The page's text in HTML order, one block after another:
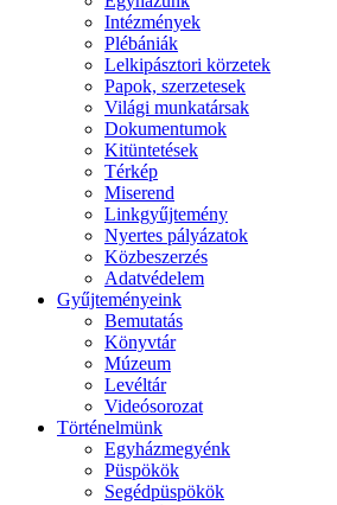
Intézmények
Plébániák
Lelkipásztori körzetek
Papok, szerzetesek
Világi munkatársak
Dokumentumok
Kitüntetések
Térkép
Miserend
Linkgyűjtemény
Nyertes pályázatok
Közbeszerzés
Adatvédelem
Gyűjteményeink
Bemutatás
Könyvtár
Múzeum
Levéltár
Videósorozat
Történelmünk
Egyházmegyénk
Püspökök
Segédpüspökök